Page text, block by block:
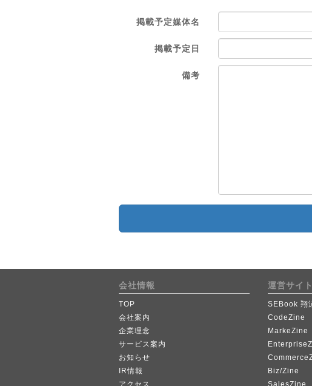
掲載予定媒体名
掲載予定日
備考
会社情報
TOP
会社案内
企業理念
サービス案内
お知らせ
IR情報
アクセス
運営サイト
SEBook 翔
CodeZine
MarkeZine
Biz/Zine
SalesZine